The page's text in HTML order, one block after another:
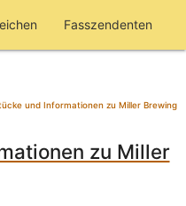
Fasszendenten
und Informationen zu Miller Brewing
zu Miller